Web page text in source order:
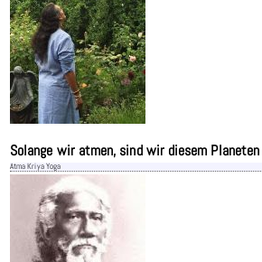
Solange wir atmen, sind wir diesem
Atma Kriya Yoga